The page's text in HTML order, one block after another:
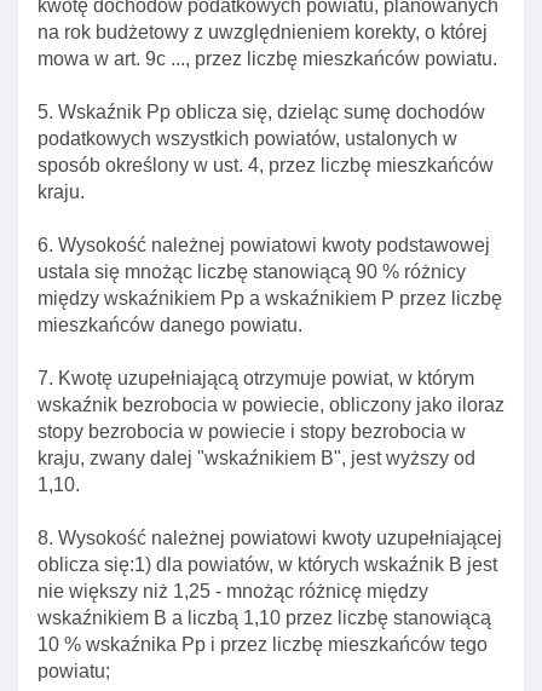
kwotę dochodów podatkowych powiatu, planowanych
na rok budżetowy z uwzględnieniem korekty, o której
mowa w art. 9c ..., przez liczbę mieszkańców powiatu.
5. Wskaźnik Pp oblicza się, dzieląc sumę dochodów
podatkowych wszystkich powiatów, ustalonych w
sposób określony w ust. 4, przez liczbę mieszkańców
kraju.
6. Wysokość należnej powiatowi kwoty podstawowej
ustala się mnożąc liczbę stanowiącą 90 % różnicy
między wskaźnikiem Pp a wskaźnikiem P przez liczbę
mieszkańców danego powiatu.
7. Kwotę uzupełniającą otrzymuje powiat, w którym
wskaźnik bezrobocia w powiecie, obliczony jako iloraz
stopy bezrobocia w powiecie i stopy bezrobocia w
kraju, zwany dalej "wskaźnikiem B", jest wyższy od
1,10.
8. Wysokość należnej powiatowi kwoty uzupełniającej
oblicza się:1) dla powiatów, w których wskaźnik B jest
nie większy niż 1,25 - mnożąc różnicę między
wskaźnikiem B a liczbą 1,10 przez liczbę stanowiącą
10 % wskaźnika Pp i przez liczbę mieszkańców tego
powiatu;
terytorialnego
Art. 9. Zasady ustalania kwoty udziału jednostki we
fizycznych
Art. 9a. Ustalanie kwoty rocznego dochodu gminy,
powiatu I województwa z tytułu udziału we wpływach
z podatku dochodowego od osób prawnych
Art. 9b.
Art. 9c.
Art. 10. Podział dochodów z tytułu udziałów we
prawnych
Art. 10a. Nienależnie przekazane jednostce
samorządu terytorialnego kwoty z tytułu udziału we
wpływach z podatku dochodowego od osób
prawnych
Art. 11. Termin przekazania środków stanowiących
dochody jednostek
Art. 12. Kwartalne informacje naczelnika urzędu
skarbowego o stanie I terminach realizacji dochodów
Art. 13. Skutek nieprzekazania w terminie pobranych